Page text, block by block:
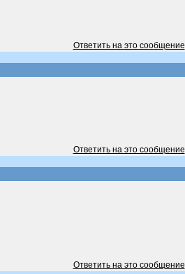
Ответить на это сообщение
Ответить на это сообщение
Ответить на это сообщение